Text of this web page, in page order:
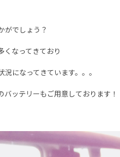
がでしょう？
くなってきており
になってきています。。。
ッテリーもご用意しております！